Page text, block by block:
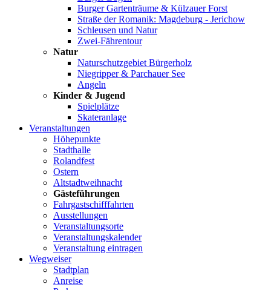
Burger Gartenträume & Külzauer Forst
Straße der Romanik: Magdeburg - Jerichow
Schleusen und Natur
Zwei-Fährentour
Natur
Naturschutzgebiet Bürgerholz
Niegripper & Parchauer See
Angeln
Kinder & Jugend
Spielplätze
Skateranlage
Veranstaltungen
Höhepunkte
Stadthalle
Rolandfest
Ostern
Altstadtweihnacht
Gästeführungen
Fahrgastschifffahrten
Ausstellungen
Veranstaltungsorte
Veranstaltungskalender
Veranstaltung eintragen
Wegweiser
Stadtplan
Anreise